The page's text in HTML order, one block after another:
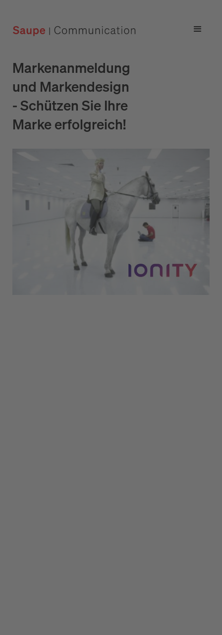
Markenanmeldung
und Markendesign
- Schützen Sie Ihre
Marke erfolgreich!